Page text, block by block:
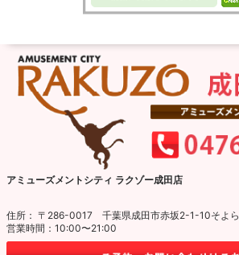
アミューズメントシティ ラクゾー成田店
住所： 〒286-0017 千葉県成田市赤坂2-1-10そよ
営業時間：10:00〜21:00